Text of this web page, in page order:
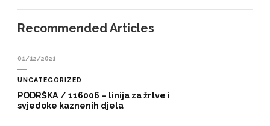
Recommended Articles
01/12/2021
UNCATEGORIZED
PODRŠKA / 116006 – linija za žrtve i
svjedoke kaznenih djela